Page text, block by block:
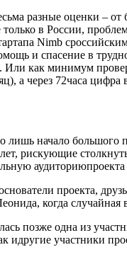
разные оценки – от
в России,
Nimb
и спасение в
Или как минимум
а через 72часа
лишь начало большого
рискующие
проекта,
когда
позже одна из
идругие участники